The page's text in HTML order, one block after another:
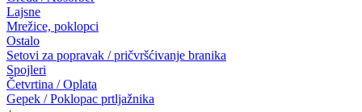
Lajsne
Mrežice, poklopci
Ostalo
Setovi za popravak / pričvršćivanje branika
Spojleri
Četvrtina / Oplata
Gepek / Poklopac prtljažnika